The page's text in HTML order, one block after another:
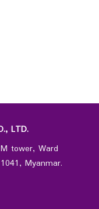
LTD.
tower, Ward
Myanmar.